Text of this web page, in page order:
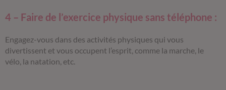
4 – Faire de l’exercice physique sans téléphone :
Engagez-vous dans des activités physiques qui vous
divertissent et vous occupent l’esprit, comme la marche, le
vélo, la natation, etc.